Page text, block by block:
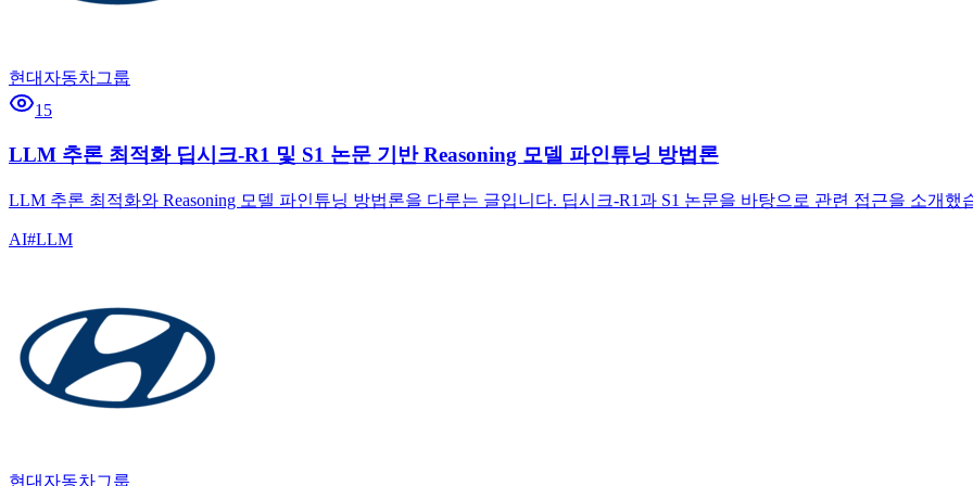
현대자동차그룹
15
LLM 추론 최적화 딥시크-R1 및 S1 논문 기반 Reasoning 모델 파인튜닝 방법론
LLM 추론 최적화와 Reasoning 모델 파인튜닝 방법론을 다루는 글입니다. 딥시크-R1과 S1 논문을 바탕으로 관련 접근을 소개했
AI#LLM
현대자동차그룹